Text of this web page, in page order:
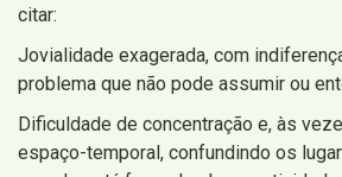
citar:
Jovialidade exagerada, com
problema que não pode assumir ou
Dificuldade de concentração e, às
espaço-temporal, confundindo os